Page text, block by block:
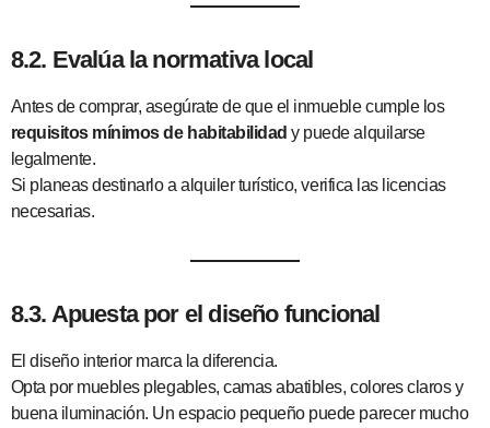
8.2. Evalúa la normativa local
Antes de comprar, asegúrate de que el inmueble cumple los
requisitos mínimos de habitabilidad y puede alquilarse
legalmente.
Si planeas destinarlo a alquiler turístico, verifica las licencias
necesarias.
8.3. Apuesta por el diseño funcional
El diseño interior marca la diferencia.
Opta por muebles plegables, camas abatibles, colores claros y
buena iluminación. Un espacio pequeño puede parecer mucho